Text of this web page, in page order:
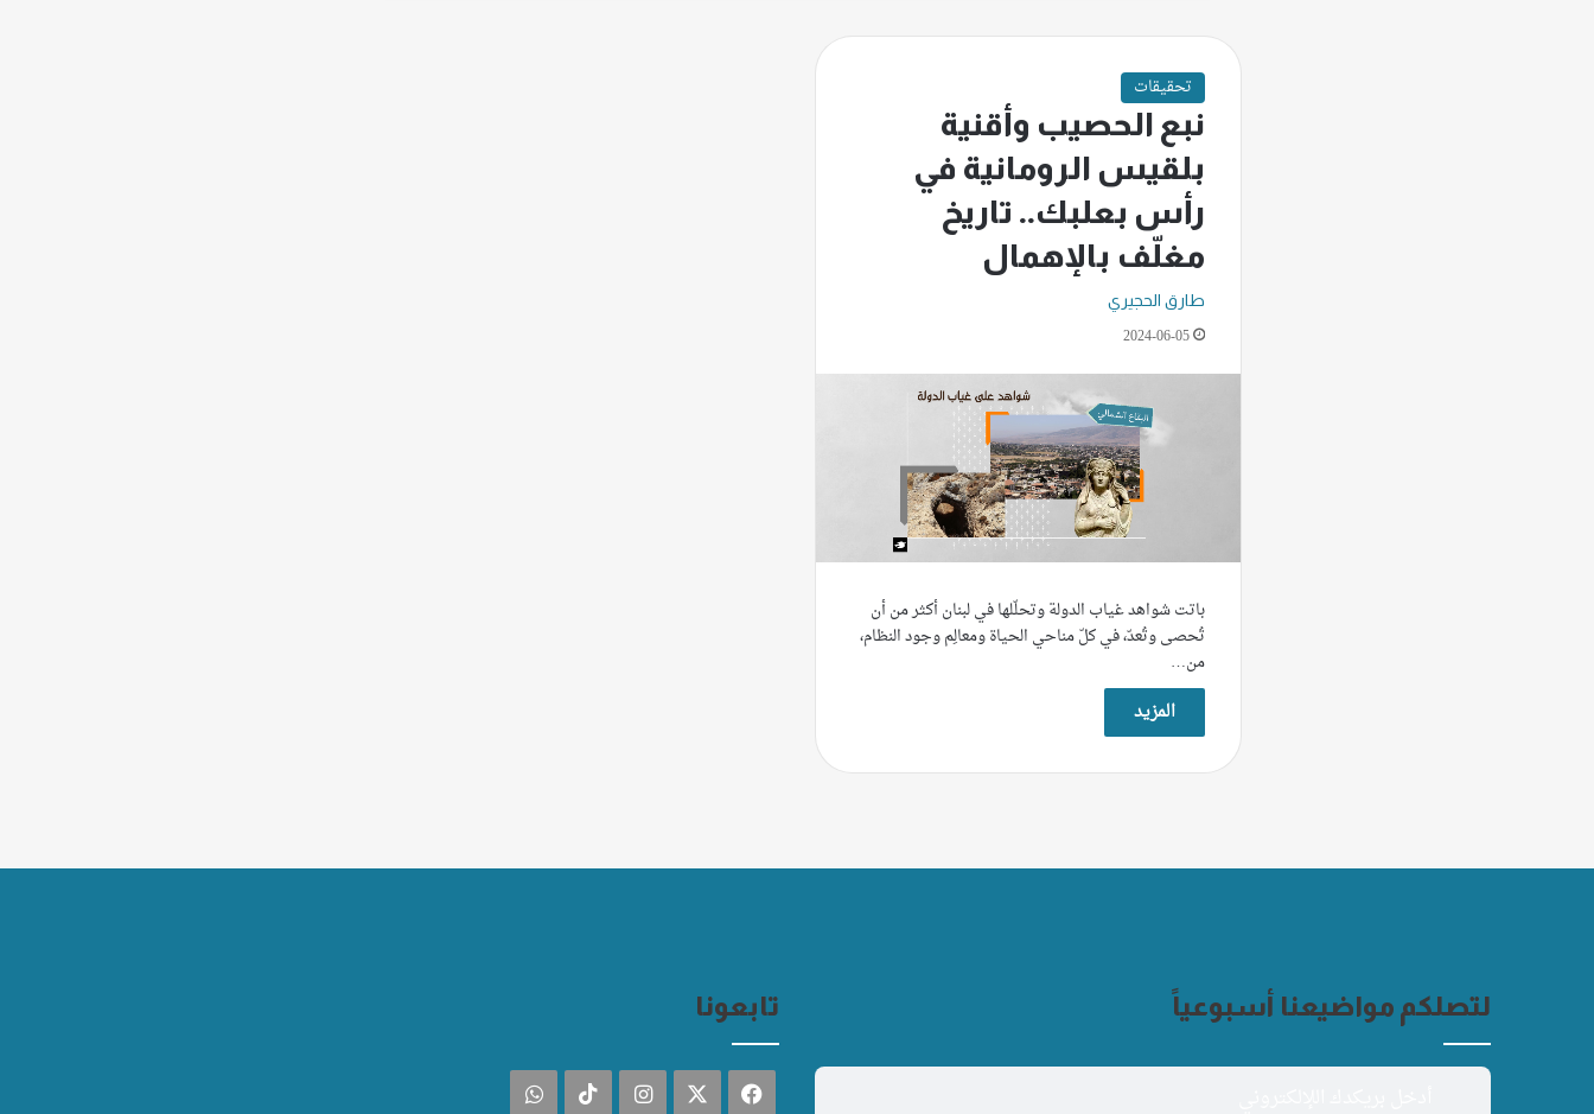
تحقيقات
نبع الحصيب وأقنية
بلقيس الرومانية في
رأس بعلبك.. تاريخ
مغلّف بالإهمال
طارق الحجيري
2024-06-05
باتت شواهد غياب الدولة وتحلّلها في لبنان أكثر من أن
تُحصى وتُعدّ، في كلّ مناحي الحياة ومعالِم وجود النظام،
من…
المزيد
لتصلكم مواضيعنا أسبوعياً تابعونا
فيسبوك انستقرام ‫TikTokواتساب